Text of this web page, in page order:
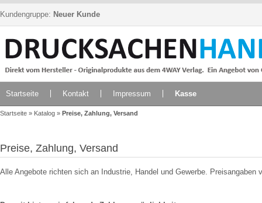
Kundengruppe: Neuer Kunde
Startseite Kontakt Impressum Kasse
Startseite » Katalog » Preise, Zahlung, Versand
Preise, Zahlung, Versand
Alle Angebote richten sich an Industrie, Handel und Gewerbe.